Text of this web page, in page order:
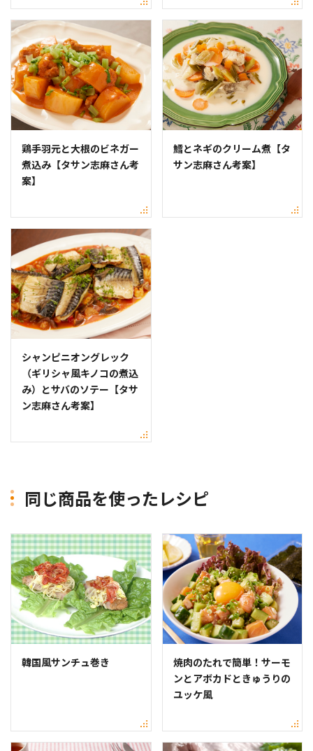
鶏手羽元と大根のビネガー
煮込み【タサン志麻さん考
案】
鱈とネギのクリーム煮【タ
サン志麻さん考案】
シャンピニオングレック
（ギリシャ風キノコの煮込
み）とサバのソテー【タサ
ン志麻さん考案】
同じ商品を使ったレシピ
韓国風サンチュ巻き
焼肉のたれで簡単！サーモ
ンとアボカドときゅうりの
ユッケ風